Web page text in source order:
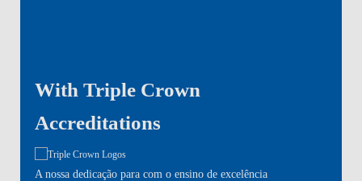
With Triple Crown
Accreditations
A nossa dedicação para com o ensino de excelência